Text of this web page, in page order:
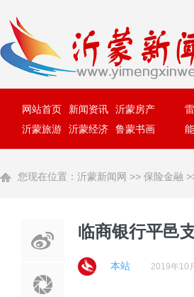
网站首页 新闻资讯
沂蒙房产
沂蒙旅游
沂蒙经济 鲁蒙书画
您现在位置： 沂蒙新闻网 >> 保险金融
临商银行平邑
本站 2019年10